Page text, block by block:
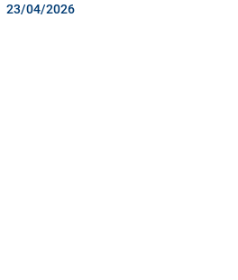
23/04/2026